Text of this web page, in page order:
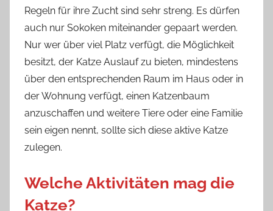
Regeln für ihre Zucht sind sehr streng. Es dürfen
auch nur Sokoken miteinander gepaart werden.
Nur wer über viel Platz verfügt, die Möglichkeit
besitzt, der Katze Auslauf zu bieten, mindestens
über den entsprechenden Raum im Haus oder in
der Wohnung verfügt, einen Katzenbaum
anzuschaffen und weitere Tiere oder eine Familie
sein eigen nennt, sollte sich diese aktive Katze
zulegen.
Welche Aktivitäten mag die
Katze?